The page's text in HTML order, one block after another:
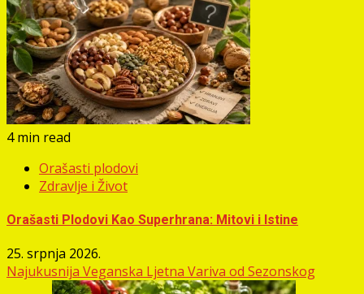
4 min read
Orašasti plodovi
Zdravlje i Život
Orašasti Plodovi Kao Superhrana: Mitovi i Istine
25. srpnja 2026.
Najukusnija Veganska Ljetna Variva od Sezonskog